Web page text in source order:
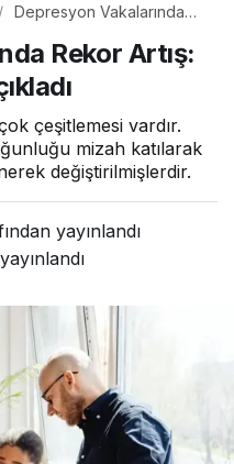
Depresyon Vakalarında
Nedeni Açıkladı
Rekor Artış:
çeşitlemesi vardır.
mizah katılarak
değiştirilmişlerdir.
yayınlandı
yayınlandı